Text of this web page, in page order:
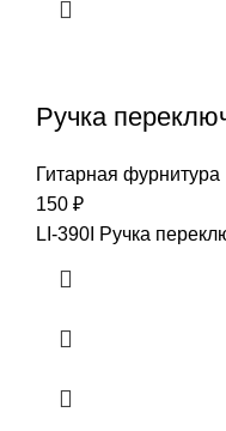
Ручка
Гитарная фурнитура
150 ₽
LI-390I Ручка